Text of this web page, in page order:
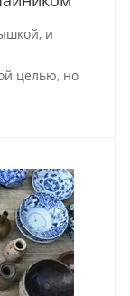
и
целью, но